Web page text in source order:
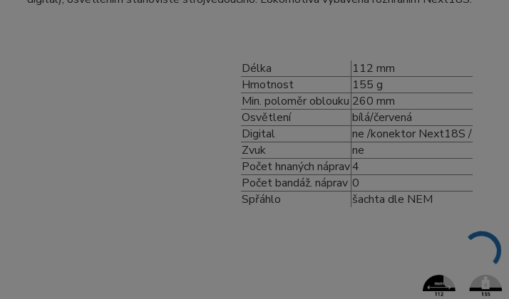
Délka
112 mm
Hmotnost
155 g
Min. poloměr oblouku 260 mm
Osvětlení
bílá/červená
Digital
ne /konektor Next18S /
Zvuk
ne
Počet hnaných náprav4
Počet bandáž. náprav 0
Spřáhlo
šachta dle NEM